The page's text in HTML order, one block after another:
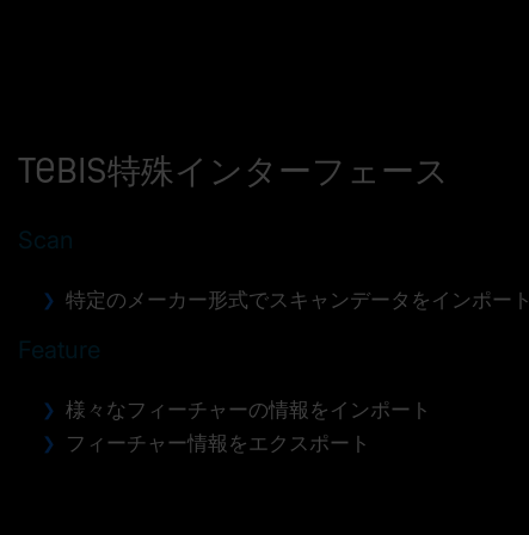
Tebis特殊インターフェース
Scan
特定のメーカー形式でスキャンデータをインポート
Feature
様々なフィーチャーの情報をインポート
フィーチャー情報をエクスポート